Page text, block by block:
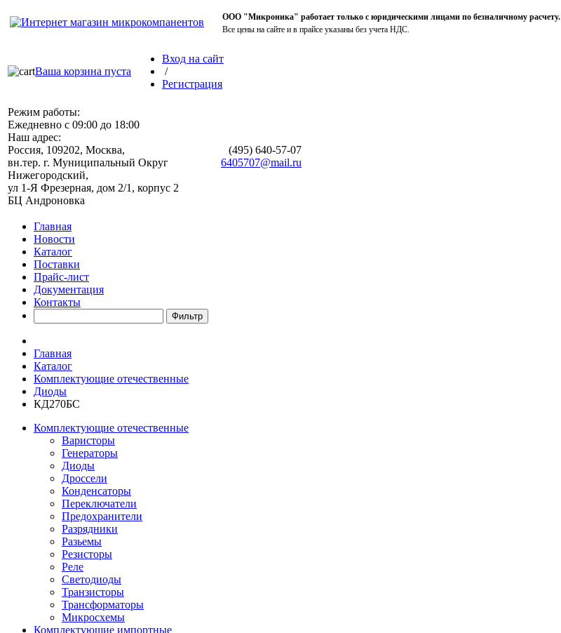
ООО "Микроника" работает только с юридическими лицами по безналичному расчету.
Все цены на сайте и в прайсе указаны без учета НДС.
Ваша корзина пуста
Вход на сайт
/
Регистрация
Режим работы:
Ежедневно с 09:00 до 18:00
Наш адрес:
Россия, 109202, Москва,
вн.тер. г. Муниципальный Округ
Нижегородский,
ул 1-Я Фрезерная, дом 2/1, корпус 2
БЦ Андроновка
(495) 640-57-07
6405707@mail.ru
Главная
Новости
Каталог
Поставки
Прайс-лист
Документация
Контакты
Главная
Каталог
Комплектующие отечественные
Диоды
КД270БС
Комплектующие отечественные
Варисторы
Генераторы
Диоды
Дроссели
Конденсаторы
Переключатели
Предохранители
Разрядники
Разьемы
Резисторы
Реле
Светодиоды
Транзисторы
Трансформаторы
Микросхемы
Комплектующие импортные